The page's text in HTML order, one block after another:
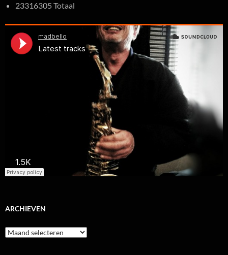
23316305 Totaal
ARCHIEVEN
Archieven